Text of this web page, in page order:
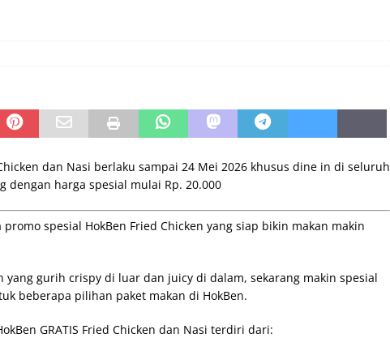
dan Nasi berlaku sampai 24 Mei 2026 khusus dine in di seluruh
dengan harga spesial mulai Rp. 20.000
promo spesial HokBen Fried Chicken yang siap bikin makan makin
yang gurih crispy di luar dan juicy di dalam, sekarang makin spesial
beberapa pilihan paket makan di HokBen.
GRATIS Fried Chicken dan Nasi terdiri dari: